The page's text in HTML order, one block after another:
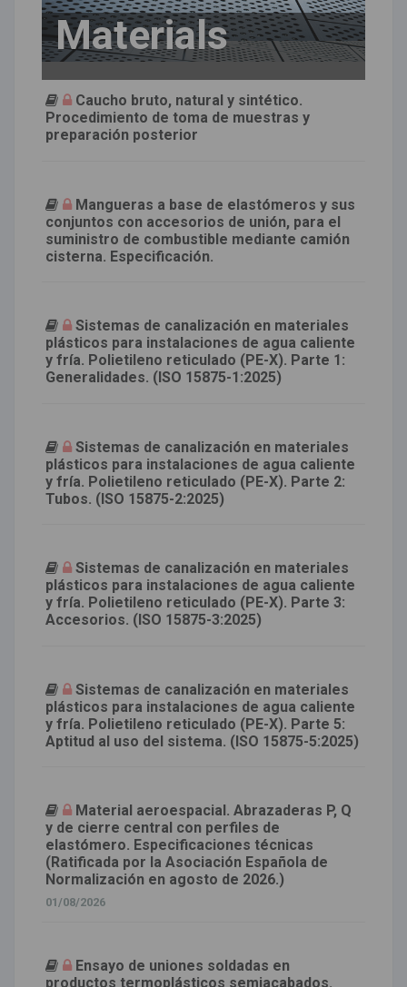
Materials
Caucho bruto, natural y sintético.
Procedimiento de toma de muestras y
preparación posterior
Mangueras a base de elastómeros y sus
conjuntos con accesorios de unión, para el
suministro de combustible mediante camión
cisterna. Especificación.
Sistemas de canalización en materiales
plásticos para instalaciones de agua caliente
y fría. Polietileno reticulado (PE-X). Parte 1:
Generalidades. (ISO 15875-1:2025)
Sistemas de canalización en materiales
plásticos para instalaciones de agua caliente
y fría. Polietileno reticulado (PE-X). Parte 2:
Tubos. (ISO 15875-2:2025)
Sistemas de canalización en materiales
plásticos para instalaciones de agua caliente
y fría. Polietileno reticulado (PE-X). Parte 3:
Accesorios. (ISO 15875-3:2025)
Sistemas de canalización en materiales
plásticos para instalaciones de agua caliente
y fría. Polietileno reticulado (PE-X). Parte 5:
Aptitud al uso del sistema. (ISO 15875-5:2025)
Material aeroespacial. Abrazaderas P, Q
y de cierre central con perfiles de
elastómero. Especificaciones técnicas
(Ratificada por la Asociación Española de
Normalización en agosto de 2026.)
01/08/2026
Ensayo de uniones soldadas en
productos termoplásticos semiacabados.